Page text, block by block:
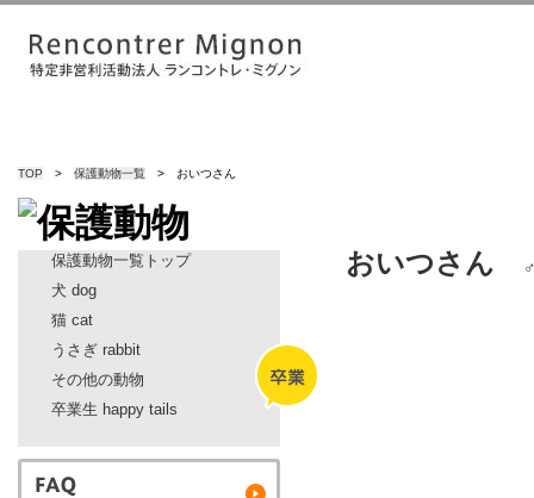
TOP > 保護動物一覧 > おいつさん
保護動物一覧トップ
犬 dog
猫 cat
うさぎ rabbit
その他の動物
卒業生 happy tails
おいつさん